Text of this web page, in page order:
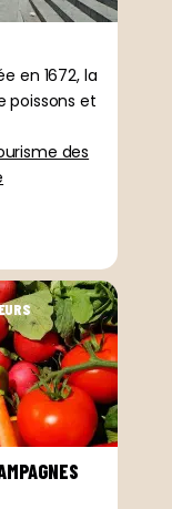
en 1672, la
poissons et
des